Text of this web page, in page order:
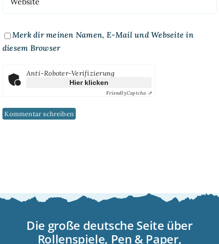
Merk dir meinen Namen, E-Mail und Webseite in
diesem Browser
Anti-Roboter-Verifizierung
Hier klicken
FriendlyCaptcha ⇗
Die große deutsche Seite über
Rollenspiele, Pen & Paper,